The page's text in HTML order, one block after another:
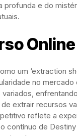
profunda e do
Online
um ‘extraction
no mercado
extrair recursos
reflete a
contínuo de Destiny